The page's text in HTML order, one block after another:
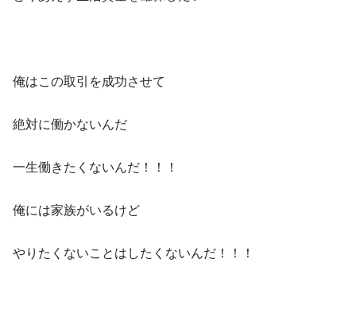
俺はこの取引を成功させて
絶対に働かないんだ
一生働きたくないんだ！！！
俺には家族がいるけど
やりたくないことはしたくないんだ！！！